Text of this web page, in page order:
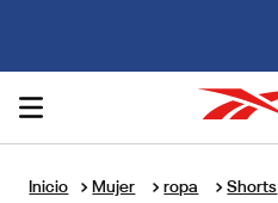
Mujer ropa Shorts